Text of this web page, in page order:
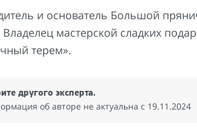
и основатель Большой
мастерской сладких
терем».
другого эксперта.
об авторе не актуальна c 19.11.2024